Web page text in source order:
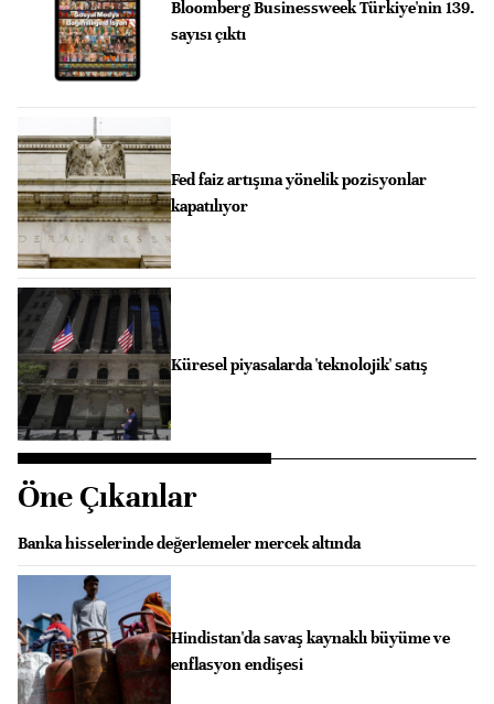
Bloomberg Businessweek Türkiye'nin 139.
sayısı çıktı
Fed faiz artışına yönelik pozisyonlar
kapatılıyor
Küresel piyasalarda 'teknolojik' satış
Öne Çıkanlar
Banka hisselerinde değerlemeler mercek altında
Hindistan'da savaş kaynaklı büyüme ve
enflasyon endişesi